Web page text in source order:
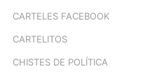
CARTELES FACEBOOK
CARTELITOS
CHISTES DE POLÍTICA